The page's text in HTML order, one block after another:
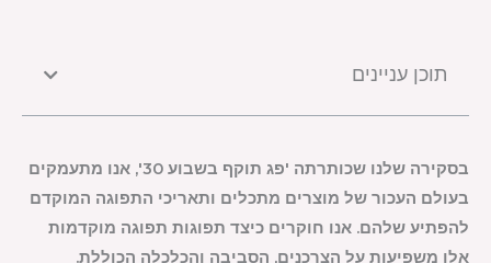
תוכן עניינים
בסקירה שלנו שכותרתה 'פג תוקף בשבוע 30', אנו מתעמקים
בעולם העכור של מוצרים מתכלים ותאריכי התפוגה המוקדם
להפתיע שלהם. אנו חוקרים כיצד תפוגות תפוגה מוקדמות
אלו משפיעות על הצרכנים, הסביבה והכלכלה הכוללת.